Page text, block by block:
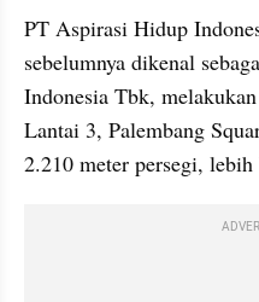
PT Aspirasi Hidup
sebelumnya dikenal
Indonesia Tbk,
Lantai 3, Palembang
2.210 meter persegi, lebih